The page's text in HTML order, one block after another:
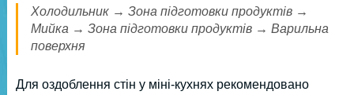
Холодильник → Зона підготовки продуктів →
Мийка → Зона підготовки продуктів → Варильна
поверхня
Для оздоблення стін у міні-кухнях рекомендовано